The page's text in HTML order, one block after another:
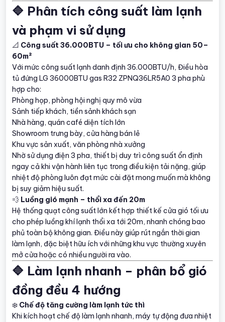
🔷 Phân tích công suất làm lạnh
và phạm vi sử dụng
📐 Công suất 36.000BTU – tối ưu cho không gian 50–
60m²
Với mức công suất lạnh danh định 36.000BTU/h, Điều hòa
tủ đứng LG 36000BTU gas R32 ZPNQ36LR5A0 3 pha phù
hợp cho:
Phòng họp, phòng hội nghị quy mô vừa
Sảnh tiếp khách, tiền sảnh khách sạn
Nhà hàng, quán café diện tích lớn
Showroom trưng bày, cửa hàng bán lẻ
Khu vực sản xuất, văn phòng nhà xưởng
Nhờ sử dụng điện 3 pha, thiết bị duy trì công suất ổn định
ngay cả khi vận hành liên tục trong điều kiện tải nặng, giúp
nhiệt độ phòng luôn đạt mức cài đặt mong muốn mà không
bị suy giảm hiệu suất.
💨 Luồng gió mạnh – thổi xa đến 20m
Hệ thống quạt công suất lớn kết hợp thiết kế cửa gió tối ưu
cho phép luồng khí lạnh thổi xa tới 20m, nhanh chóng bao
phủ toàn bộ không gian. Điều này giúp rút ngắn thời gian
làm lạnh, đặc biệt hữu ích với những khu vực thường xuyên
mở cửa hoặc có nhiều người ra vào.
🔷 Làm lạnh nhanh – phân bổ gió
đồng đều 4 hướng
❄️ Chế độ tăng cường làm lạnh tức thì
Khi kích hoạt chế độ làm lạnh nhanh, máy tự động đưa nhiệt